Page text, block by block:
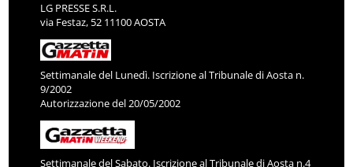
LG PRESSE S.R.L.
via Festaz, 52 11100 AOSTA
Settimanale del Lunedì. Iscrizione al Tribunale di Aosta n.
9/2002
Autorizzazione del 20/05/2002
Settimanale del Sabato. Iscrizione al Tribunale di Aosta n.4